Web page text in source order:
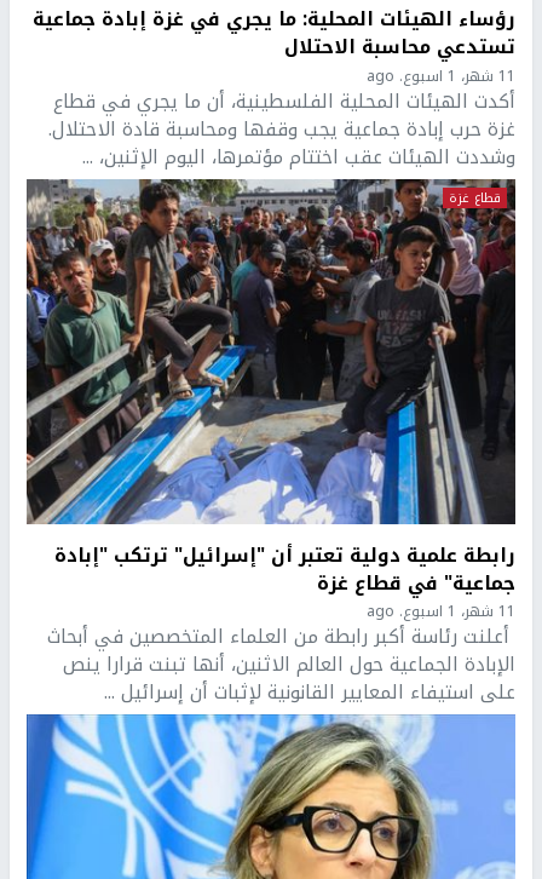
رؤساء الهيئات المحلية: ما يجري في غزة إبادة جماعية
تستدعي محاسبة الاحتلال
11 شهر، 1 اسبوع. ago
أكدت الهيئات المحلية الفلسطينية، أن ما يجري في قطاع
غزة حرب إبادة جماعية يجب وقفها ومحاسبة قادة الاحتلال.
وشددت الهيئات عقب اختتام مؤتمرها، اليوم الإثنين، ...
قطاع غزة
رابطة علمية دولية تعتبر أن "إسرائيل" ترتكب "إبادة
جماعية" في قطاع غزة
11 شهر، 1 اسبوع. ago
أعلنت رئاسة أكبر رابطة من العلماء المتخصصين في أبحاث
الإبادة الجماعية حول العالم الاثنين، أنها تبنت قرارا ينص
على استيفاء المعايير القانونية لإثبات أن إسرائيل ...